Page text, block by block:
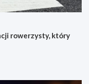
rowerzysty, który